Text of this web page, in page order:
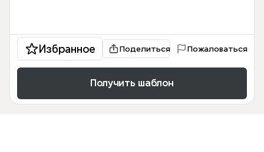
Избранное Поделиться Пожаловаться
Получить шаблон